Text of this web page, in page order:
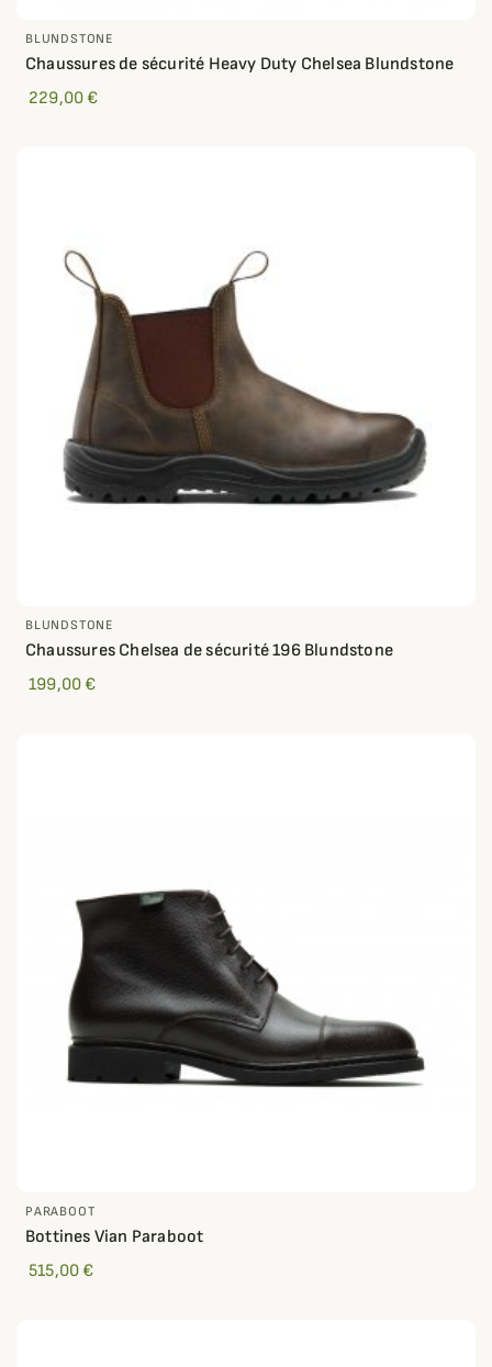
BLUNDSTONE
Chaussures de sécurité Heavy Duty Chelsea Blundstone
229,00 €
BLUNDSTONE
Chaussures Chelsea de sécurité 196 Blundstone
199,00 €
PARABOOT
Bottines Vian Paraboot
515,00 €